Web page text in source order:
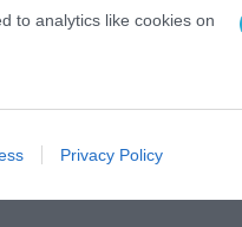
to analytics like cookies on
to functionality of the website
to personalization.
Privacy Policy